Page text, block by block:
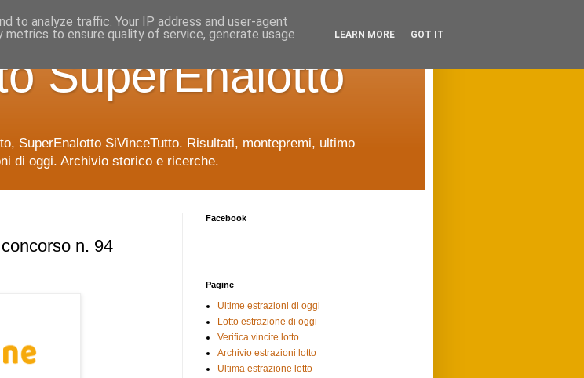
SuperEnalotto
SuperEnalotto SiVinceTutto. Risultati, montepremi, ultimo
di oggi. Archivio storico e ricerche.
n. 94
Facebook
Pagine
Ultime estrazioni di oggi
Lotto estrazione di oggi
Verifica vincite lotto
Archivio estrazioni lotto
Ultima estrazione lotto
to analyze traffic. Your IP address and user-agent
to ensure quality of service, generate usage
LEARN MORE GOT IT